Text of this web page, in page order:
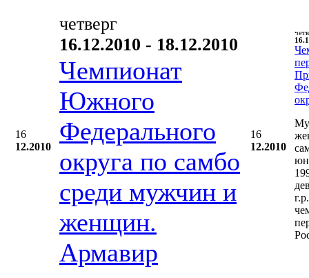
16
12.2010
четверг
16.12.2010 - 18.12.2010
Чемпионат
Южного
Федерального
округа по самбо
среди мужчин и
женщин.
Армавир
16
12.2010